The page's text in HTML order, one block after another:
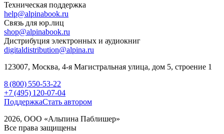
Техническая поддержка
help@alpinabook.ru
Связь для юр.лиц
shop@alpinabook.ru
Дистрибуция электронных и аудиокниг
digitaldistribution@alpina.ru
123007, Москва, 4-я Магистральная улица, дом 5, строение 1
8 (800) 550-53-22
+7 (495) 120-07-04
ПоддержкаСтать автором
2026, ООО «Альпина Паблишер»
Все права защищены